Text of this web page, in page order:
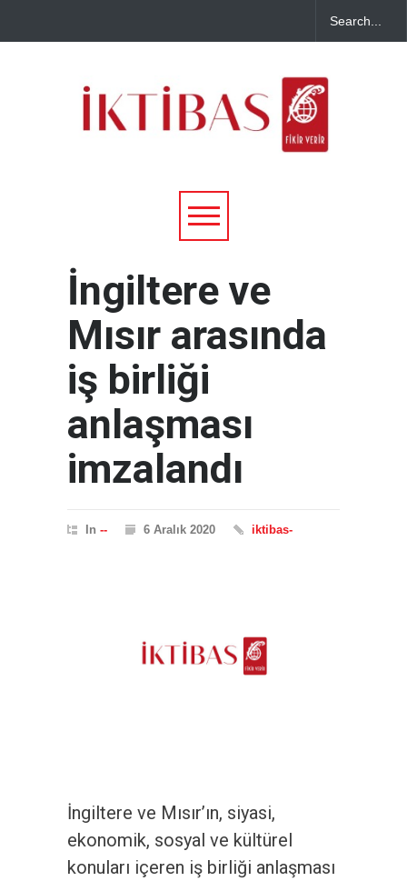
İngiltere ve
Mısır arasında
iş birliği
anlaşması
imzalandı
In -- 6 Aralık 2020 iktibas-
İngiltere ve Mısır’ın, siyasi,
ekonomik, sosyal ve kültürel
konuları içeren iş birliği anlaşması